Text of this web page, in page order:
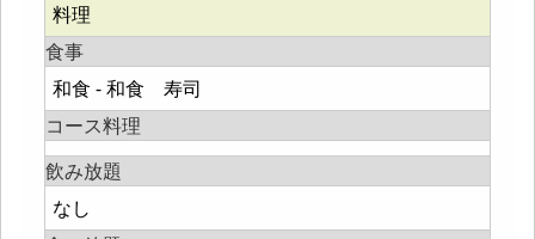
料理
食事
和食 - 和食 寿司
コース料理
飲み放題
なし